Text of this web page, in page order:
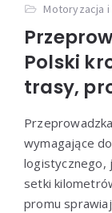
Motoryzacja
Polski
trasy,
wymagające
logistycznego,
setki
promu